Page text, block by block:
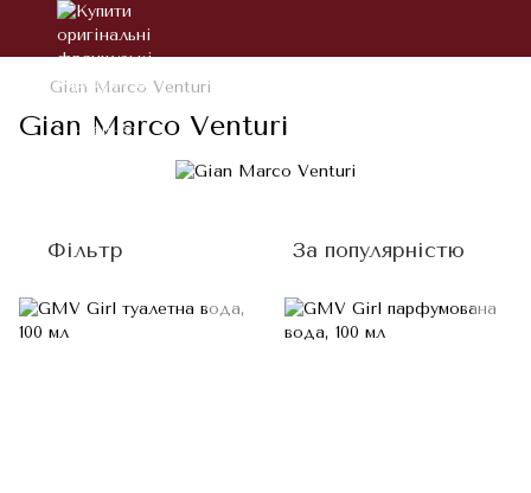
Gian Marco Venturi
Gian Marco Venturi
Фільтр За популярністю